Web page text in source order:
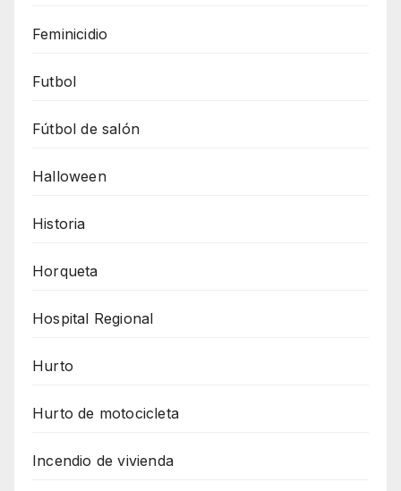
Feminicidio
Futbol
Fútbol de salón
Halloween
Historia
Horqueta
Hospital Regional
Hurto
Hurto de motocicleta
Incendio de vivienda